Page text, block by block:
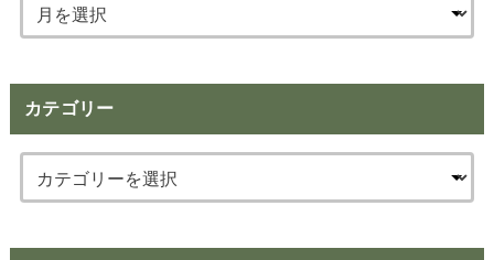
カテゴリー